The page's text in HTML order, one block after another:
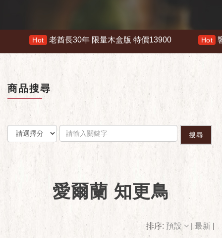
老酋長30年 限量木盒版 特價13900 響 30
商品搜尋
搜尋
愛爾蘭 知更鳥
排序: 預設 最新